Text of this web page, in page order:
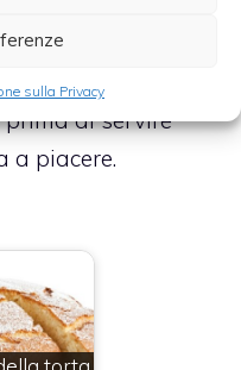
sulla Privacy
il composto e
in frigorifero
di servire
a piacere.